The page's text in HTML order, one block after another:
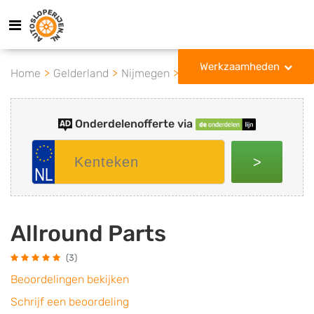
Werkzaamheden
Home Gelderland Nijmegen Allround Parts
Onderdelenofferte via
>
Allround Parts
(3)
Beoordelingen bekijken
Schrijf een beoordeling